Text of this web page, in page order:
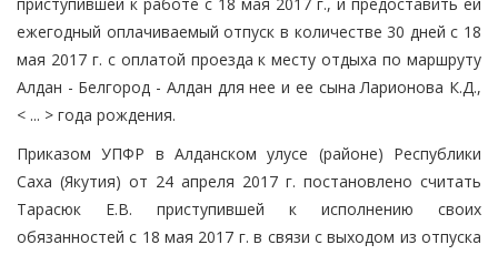
ежегодный оплачиваемый отпуск в количестве 30 дней с 18
мая 2017 г. с оплатой проезда к месту отдыха по маршруту
Алдан - Белгород - Алдан для нее и ее сына Ларионова К.Д.,
< ... > года рождения.
Приказом УПФР в Алданском улусе (районе) Республики
Саха (Якутия) от 24 апреля 2017 г. постановлено считать
Тарасюк Е.В. приступившей к исполнению своих
обязанностей с 18 мая 2017 г. в связи с выходом из отпуска